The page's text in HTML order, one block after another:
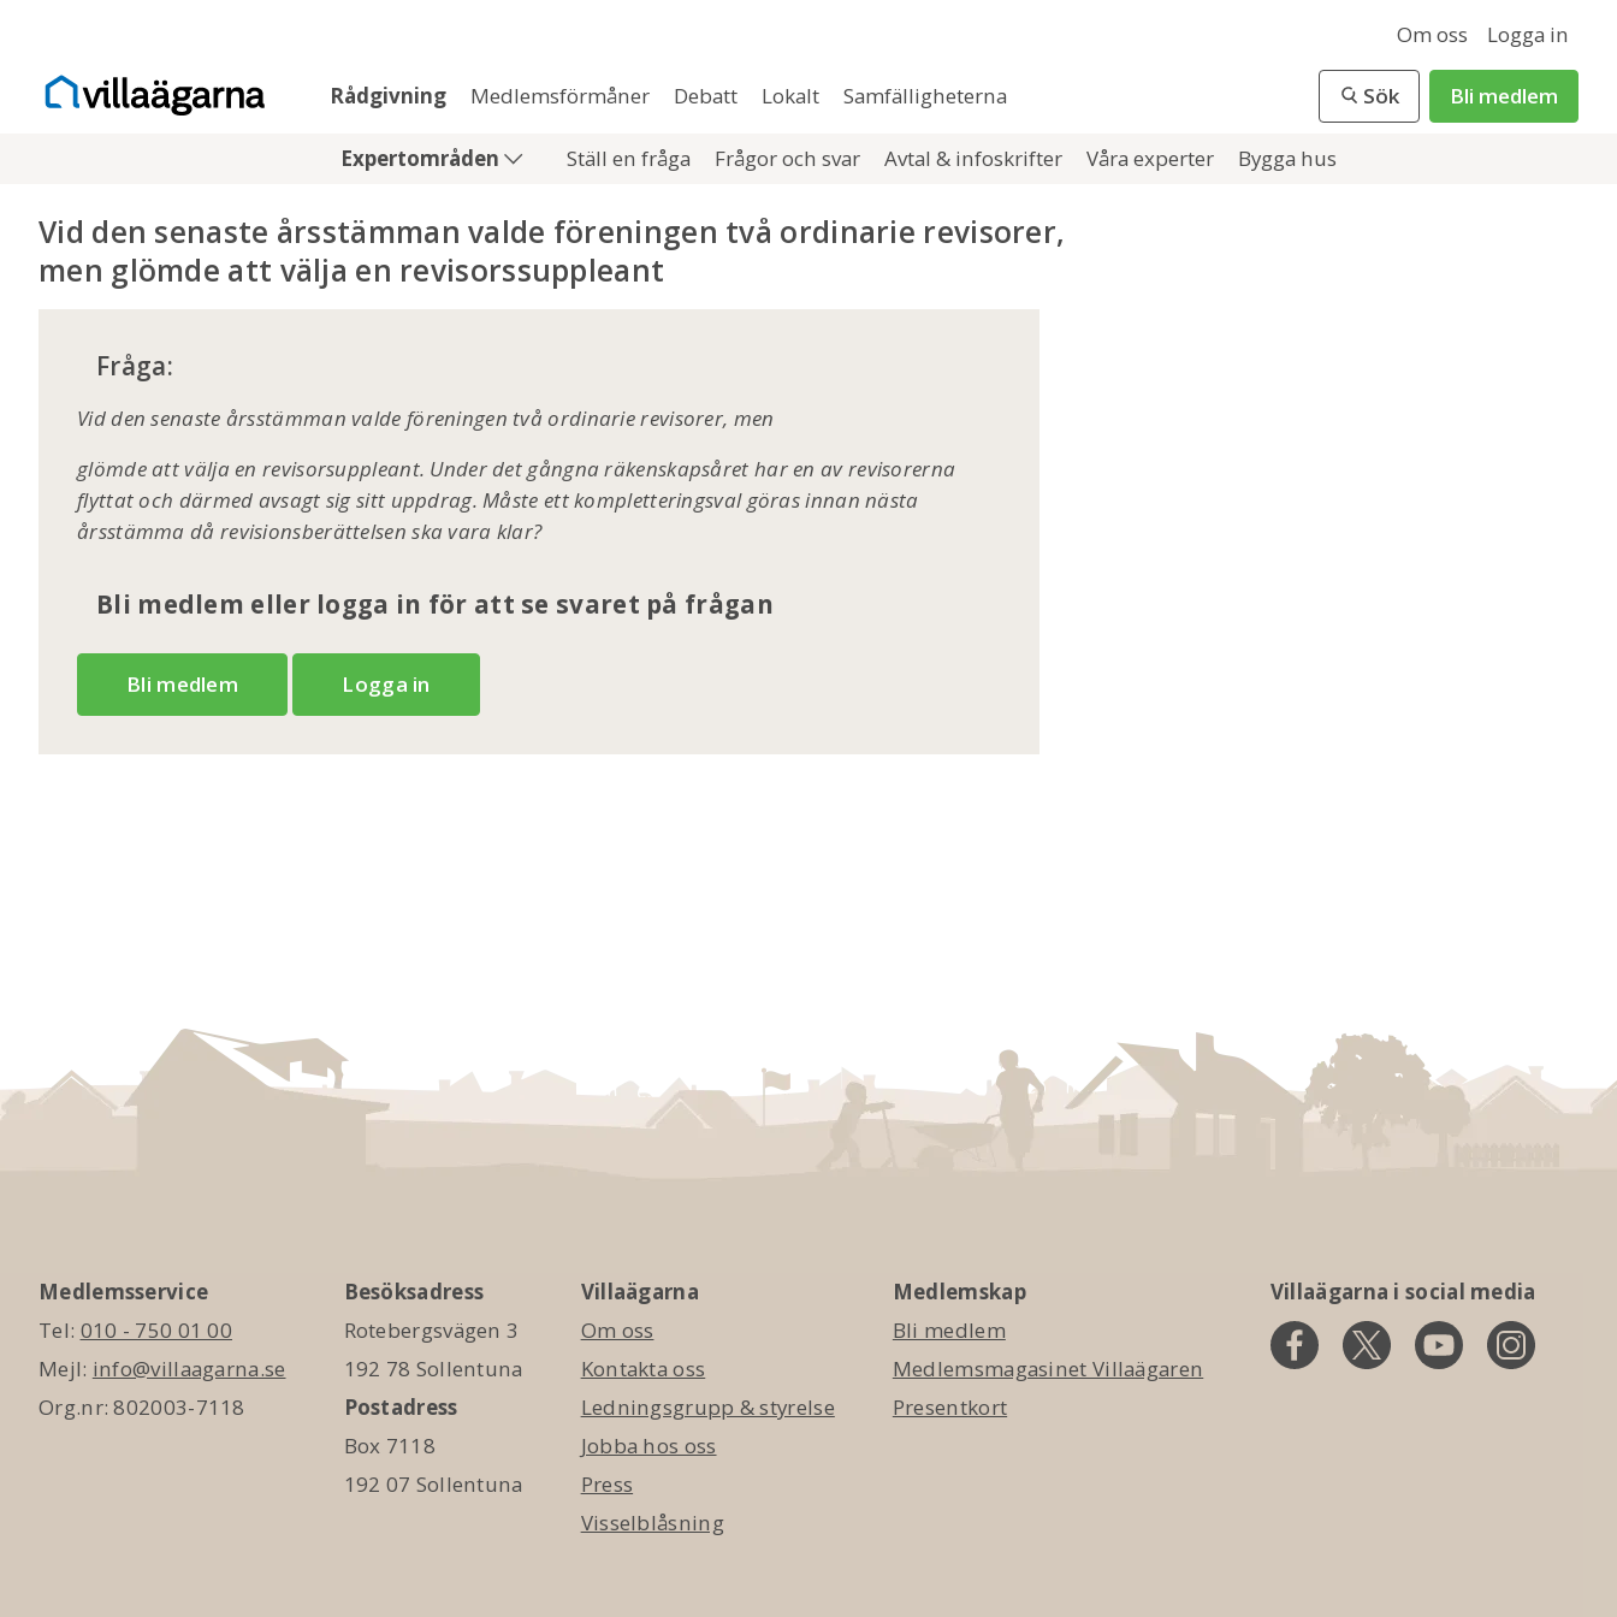
Om oss Logga in
Rådgivning Medlemsförmåner Debatt Lokalt Samfälligheterna Sök Bli medlem
Expertområden Ställ en fråga Frågor och svar Avtal & infoskrifter Våra experter Bygga hus
Vid den senaste årsstämman valde föreningen två ordinarie revisorer,
men glömde att välja en revisorssuppleant
Fråga:
Vid den senaste årsstämman valde föreningen två ordinarie revisorer, men
glömde att välja en revisorsuppleant. Under det gångna räkenskapsåret har en av revisorerna
flyttat och därmed avsagt sig sitt uppdrag. Måste ett kompletteringsval göras innan nästa
årsstämma då revisionsberättelsen ska vara klar?
Bli medlem eller logga in för att se svaret på frågan
Bli medlem Logga in
Medlemsservice
Tel: 010 - 750 01 00
Mejl: info@villaagarna.se
Org.nr: 802003-7118
Besöksadress
Rotebergsvägen 3
192 78 Sollentuna
Postadress
Box 7118
192 07 Sollentuna
Villaägarna
Om oss
Kontakta oss
Ledningsgrupp & styrelse
Jobba hos oss
Press
Visselblåsning
Medlemskap
Bli medlem
Medlemsmagasinet Villaägaren
Presentkort
Villaägarna i social media